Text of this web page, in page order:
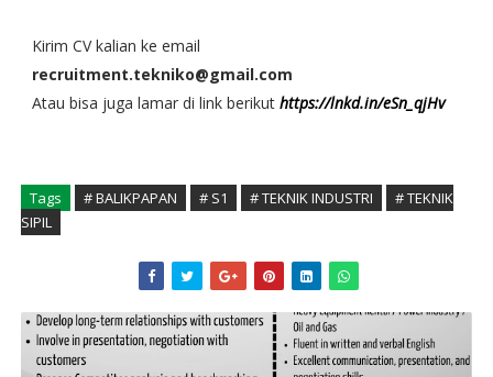
Kirim CV kalian ke email
recruitment.tekniko@gmail.com
Atau bisa juga lamar di link berikut https://lnkd.in/eSn_qjHv
Tags # BALIKPAPAN # S1 # TEKNIK INDUSTRI
# TEKNIK
SIPIL